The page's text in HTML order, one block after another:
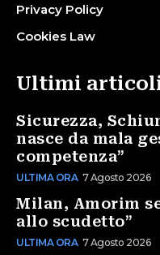
Privacy Policy
Cookies Law
Ultimi
Sicurezza,
nasce da mala
competenza”
ULTIMA ORA 7 Agosto 2026
Milan, Amorim
allo scudetto”
ULTIMA ORA 7 Agosto 2026